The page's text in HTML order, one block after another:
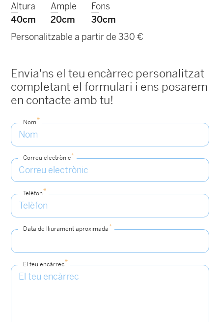
Altura
40cm
Ample
20cm
Fons
30cm
Personalitzable a partir de 330 €
Envia'ns el teu encàrrec personalitzat
completant el formulari i ens posarem
en contacte amb tu!
Nom*
Correu electrònic*
Telèfon*
Data de lliurament aproximada*
El teu encàrrec*